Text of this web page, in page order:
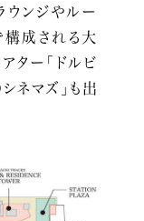
ウンジやルー
構成される大
ター「ドルビ
ネマズ」も出